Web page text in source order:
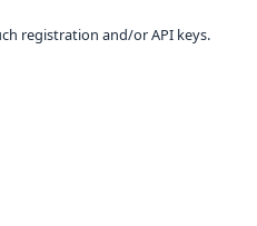
registration and/or API keys.